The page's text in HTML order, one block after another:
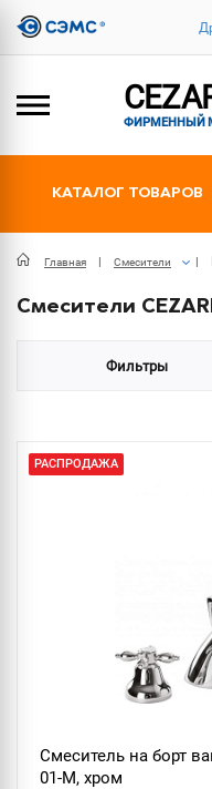
ФИРМЕННЫЙ
КАТАЛОГ ТОВАРОВ
Главная Смесители
Смесители
Фильтры
РАСПРОДАЖА
Смеситель на борт
01-M, хром